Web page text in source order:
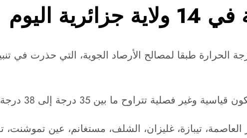
اليوم
لدرجة الحرارة طبقا لمصالح الأرصاد الجوية، التي حذرت
تتراوح ما بين 35 درجة إلى 38 درجة تحت الظل.
العاصمة، تيبازة، غليزان، الشلف، مستغانم، عين